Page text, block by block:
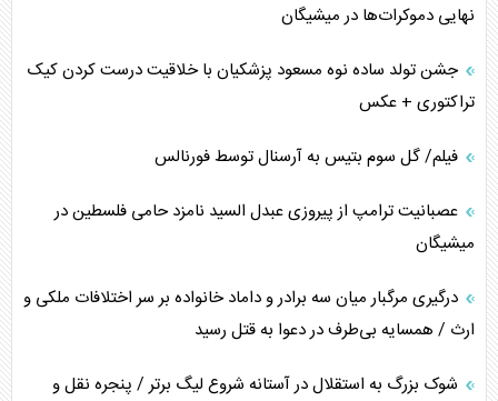
نهایی دموکرات‌ها در میشیگان
جشن تولد ساده نوه مسعود پزشکیان با خلاقیت درست کردن کیک
تراکتوری + عکس
فیلم/ گل سوم بتیس به آرسنال توسط فورنالس
عصبانیت ترامپ از پیروزی عبدل السید نامزد حامی فلسطین در
میشیگان
درگیری مرگبار میان سه برادر و داماد خانواده بر سر اختلافات ملکی و
ارث / همسایه بی‌طرف در دعوا به قتل رسید
شوک بزرگ به استقلال در آستانه شروع لیگ برتر / پنجره نقل و